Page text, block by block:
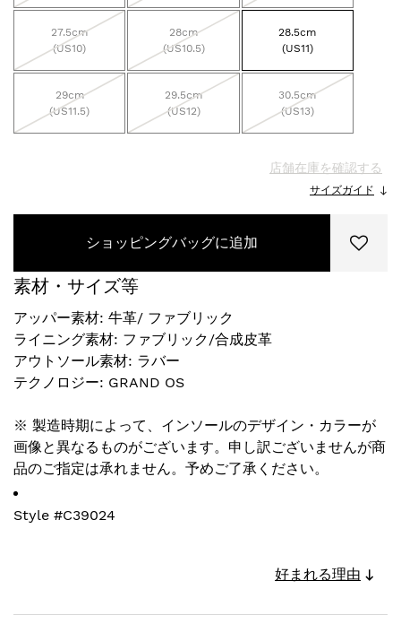
27.5cm
(US10)
28cm
(US10.5)
28.5cm
(US11)
29cm
(US11.5)
29.5cm
(US12)
30.5cm
(US13)
店舗在庫を確認する
サイズガイド
ショッピングバッグに追加
素材・サイズ等
アッパー素材: 牛革/ ファブリック
ライニング素材: ファブリック/合成皮革
アウトソール素材: ラバー
テクノロジー: GRAND OS
※ 製造時期によって、インソールのデザイン・カラーが
画像と異なるものがございます。申し訳ございませんが商
品のご指定は承れません。予めご了承ください。
Style #C39024
好まれる理由